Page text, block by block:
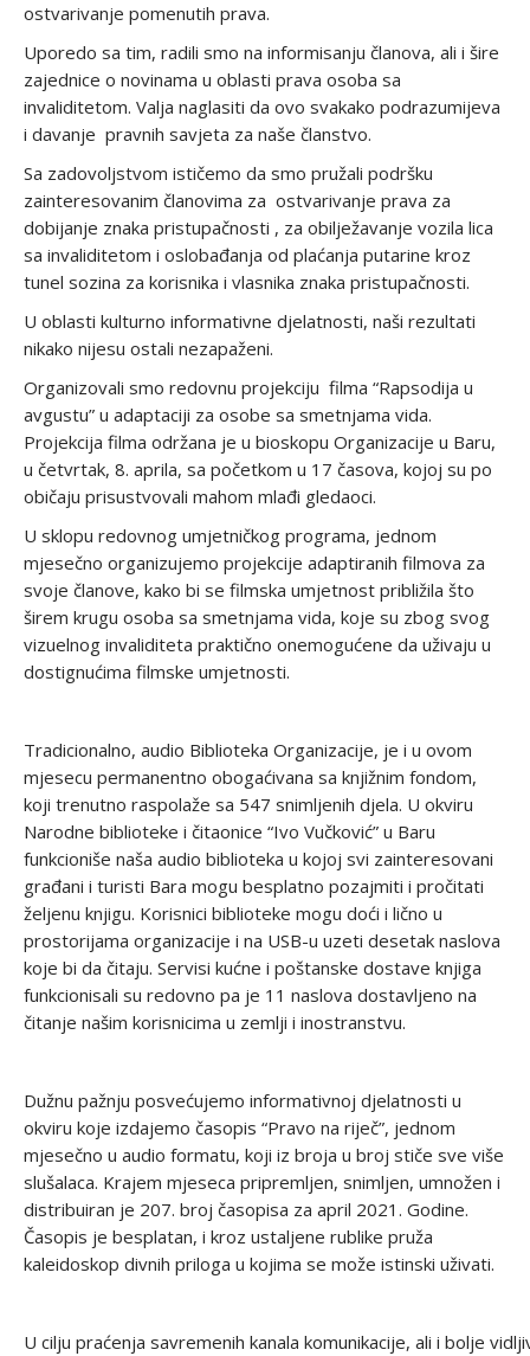
ostvarivanje pomenutih prava.
Uporedo sa tim, radili smo na informisanju članova, ali i šire
zajednice o novinama u oblasti prava osoba sa
invaliditetom. Valja naglasiti da ovo svakako podrazumijeva
i davanje pravnih savjeta za naše članstvo.
Sa zadovoljstvom ističemo da smo pružali podršku
zainteresovanim članovima za ostvarivanje prava za
dobijanje znaka pristupačnosti , za obilježavanje vozila lica
sa invaliditetom i oslobađanja od plaćanja putarine kroz
tunel sozina za korisnika i vlasnika znaka pristupačnosti.
U oblasti kulturno informativne djelatnosti, naši rezultati
nikako nijesu ostali nezapaženi.
Organizovali smo redovnu projekciju filma “Rapsodija u
avgustu” u adaptaciji za osobe sa smetnjama vida.
Projekcija filma održana je u bioskopu Organizacije u Baru,
u četvrtak, 8. aprila, sa početkom u 17 časova, kojoj su po
običaju prisustvovali mahom mlađi gledaoci.
U sklopu redovnog umjetničkog programa, jednom
mjesečno organizujemo projekcije adaptiranih filmova za
svoje članove, kako bi se filmska umjetnost približila što
širem krugu osoba sa smetnjama vida, koje su zbog svog
vizuelnog invaliditeta praktično onemogućene da uživaju u
dostignućima filmske umjetnosti.
Tradicionalno, audio Biblioteka Organizacije, je i u ovom
mjesecu permanentno obogaćivana sa knjižnim fondom,
koji trenutno raspolaže sa 547 snimljenih djela. U okviru
Narodne biblioteke i čitaonice “Ivo Vučković” u Baru
funkcioniše naša audio biblioteka u kojoj svi zainteresovani
građani i turisti Bara mogu besplatno pozajmiti i pročitati
željenu knjigu. Korisnici biblioteke mogu doći i lično u
prostorijama organizacije i na USB-u uzeti desetak naslova
koje bi da čitaju. Servisi kućne i poštanske dostave knjiga
funkcionisali su redovno pa je 11 naslova dostavljeno na
čitanje našim korisnicima u zemlji i inostranstvu.
Dužnu pažnju posvećujemo informativnoj djelatnosti u
okviru koje izdajemo časopis “Pravo na riječ”, jednom
mjesečno u audio formatu, koji iz broja u broj stiče sve više
slušalaca. Krajem mjeseca pripremljen, snimljen, umnožen i
distribuiran je 207. broj časopisa za april 2021. Godine.
Časopis je besplatan, i kroz ustaljene rublike pruža
kaleidoskop divnih priloga u kojima se može istinski uživati.
U cilju praćenja savremenih kanala komunikacije, ali i bolje